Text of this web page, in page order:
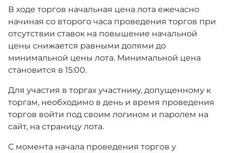
В ходе торгов начальная цена лота ежечасно
начиная со второго часа проведения торгов при
отсутствии ставок на повышение начальной
цены снижается равными долями до
минимальной цены лота. Минимальной цена
становится в 15:00.
Для участия в торгах участнику, допущенному к
торгам, необходимо в день и время проведения
торгов войти под своим логином и паролем на
сайт, на страницу лота.
С момента начала проведения торгов у